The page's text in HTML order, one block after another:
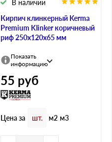
Кирпич клинкерный Kerma
Premium Klinker коричневый
риф 250х120х65 мм
В наличии
Показать
информацию
55 руб
Цена за шт. м2 м3